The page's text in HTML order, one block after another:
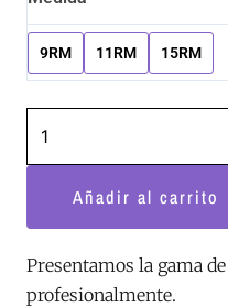
4.24€
hasta
9RM 11RM 15RM
agujas
Kwadron
Magnum
Soft
Edge
cantidad
Añadir al carrito
Presentamos la gama
profesionalmente.